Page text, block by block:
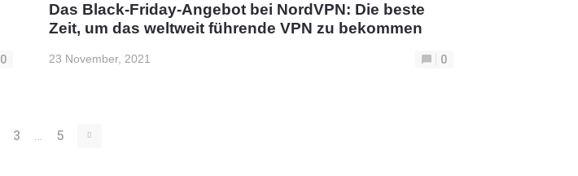
0
Das Black-Friday-Angebot bei NordVPN: Die beste
Zeit, um das weltweit führende VPN zu bekommen
23 November, 2021 0
3 … 5